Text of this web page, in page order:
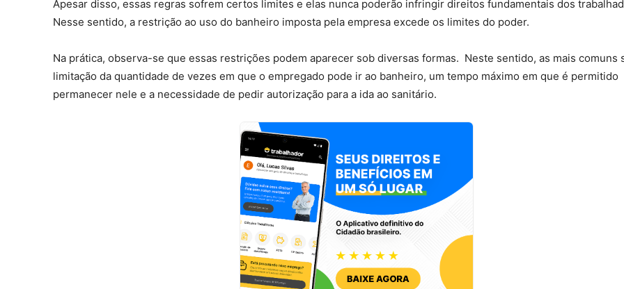
Apesar disso, essas regras sofrem certos limites e elas nunca poderão infringir direitos fundamentais dos
Nesse sentido, a restrição ao uso do banheiro imposta pela empresa excede os limites do poder.
Na prática, observa-se que essas restrições podem aparecer sob diversas formas. Neste sentido, as mais comuns
limitação da quantidade de vezes em que o empregado pode ir ao banheiro, um tempo máximo em que é permitido
permanecer nele e a necessidade de pedir autorização para a ida ao sanitário.